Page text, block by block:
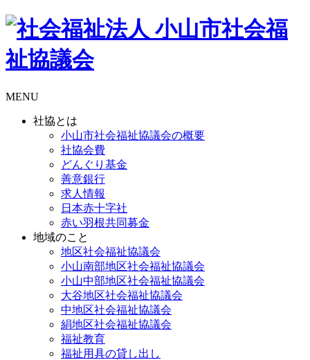
MENU
社協とは
小山市社会福祉協議会の概要
社協会費
どんぐり基金
善意銀行
求人情報
日本赤十字社
赤い羽根共同募金
地域のこと
地区社会福祉協議会
小山南部地区社会福祉協議会
小山中部地区社会福祉協議会
大谷地区社会福祉協議会
中地区社会福祉協議会
絹地区社会福祉協議会
福祉教育
福祉用具の貸し出し